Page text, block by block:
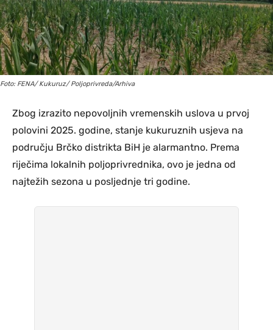
Foto: FENA/ Kukuruz/ Poljoprivreda/Arhiva
Zbog izrazito nepovoljnih vremenskih uslova u prvoj
polovini 2025. godine, stanje kukuruznih usjeva na
području Brčko distrikta BiH je alarmantno. Prema
riječima lokalnih poljoprivrednika, ovo je jedna od
najtežih sezona u posljednje tri godine.